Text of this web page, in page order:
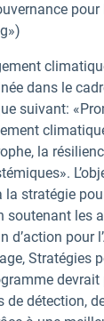
dans le
suivant:
la
la stratégie
soutenant les
d’action pour
Stratégies
devrait
de détection,